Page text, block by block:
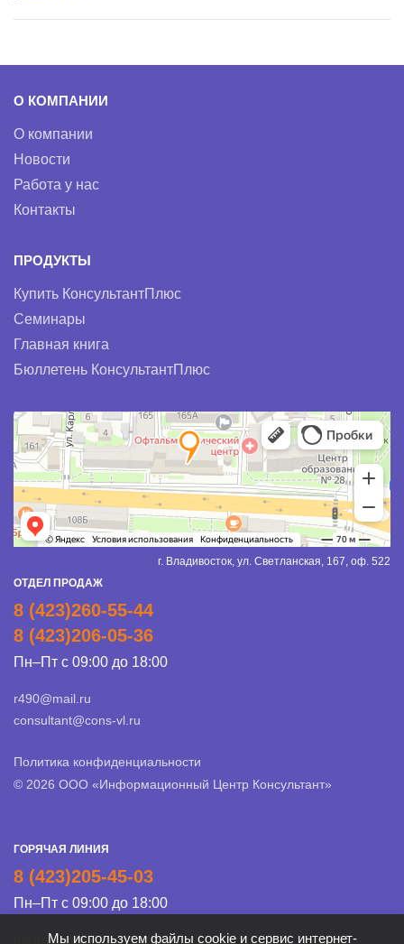
О КОМПАНИИ
О компании
Новости
Работа у нас
Контакты
ПРОДУКТЫ
Купить КонсультантПлюс
Семинары
Главная книга
Бюллетень КонсультантПлюс
г. Владивосток, ул. Светланская, 167, оф. 522
ОТДЕЛ ПРОДАЖ
8 (423)260-55-44
8 (423)206-05-36
Пн–Пт с 09:00 до 18:00
r490@mail.ru
consultant@cons-vl.ru
Политика конфиденциальности
© 2026 ООО «Информационный Центр Консультант»
ГОРЯЧАЯ ЛИНИЯ
8 (423)205-45-03
Пн–Пт с 09:00 до 18:00
hotline@cons-vl.ru
Мы используем файлы cookie и сервис интернет-